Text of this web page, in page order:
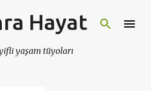
içeriğe atlaHayat
yaşam tüyoları